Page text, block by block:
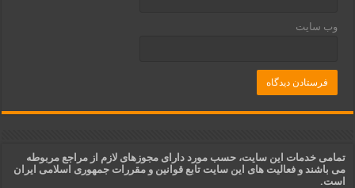
وب‌ سایت
تمامی خدمات این سایت، حسب مورد دارای مجوزهای لازم از مراجع مربوطه
می باشند و فعالیت های این سایت تابع قوانین و مقررات جمهوری اسلامی ایران
است.